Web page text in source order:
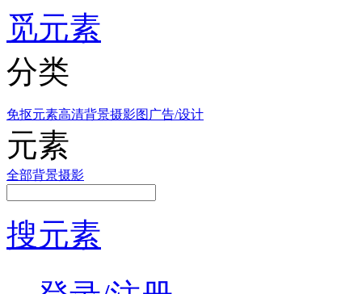
觅元素
分类
免抠元素高清背景摄影图 广告/设计
元素
全部背景摄影
搜元素